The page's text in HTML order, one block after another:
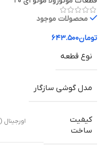
محصولات موجود
تومان۶۴۳.۵۰۰
نوع قطعه
مدل گوشی سازگار
کیفیت
ساخت